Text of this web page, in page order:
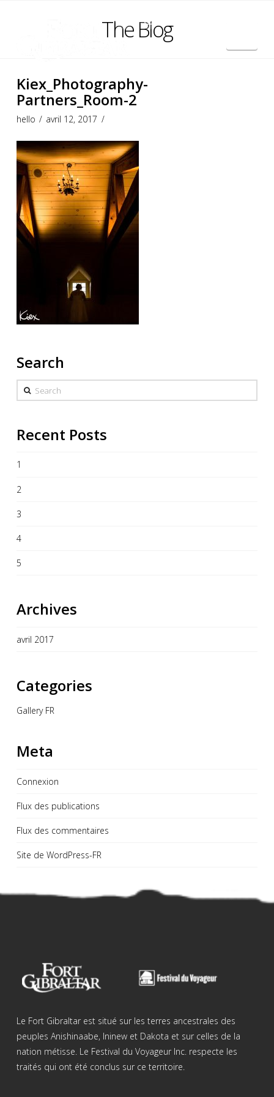
The Blog
Kiex_Photography-
Partners_Room-2
hello avril 12, 2017
Search
Search
Recent Posts
1
2
3
4
5
Archives
avril 2017
Categories
Gallery FR
Meta
Connexion
Flux des publications
Flux des commentaires
Site de WordPress-FR
Le Fort Gibraltar est situé sur les terres ancestrales des
peuples Anishinaabe, Ininew et Dakota et sur celles de la
nation métisse. Le Festival du Voyageur Inc. respecte les
traités qui ont été conclus sur ce territoire.